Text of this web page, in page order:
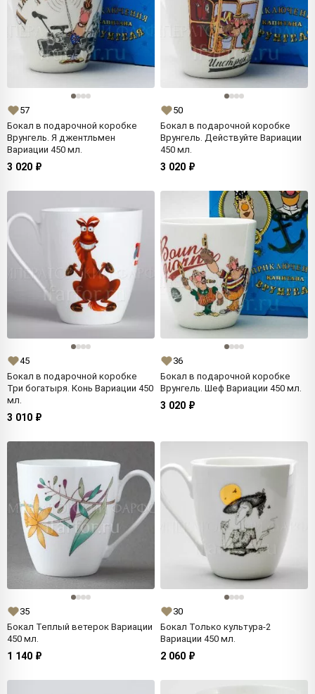
57
Бокал в подарочной коробке
Врунгель. Я джентльмен
Вариации 450 мл.
3 020 ₽
50
Бокал в подарочной коробке
Врунгель. Действуйте Вариации
450 мл.
3 020 ₽
45
Бокал в подарочной коробке
Три богатыря. Конь Вариации 450
мл.
3 010 ₽
36
Бокал в подарочной коробке
Врунгель. Шеф Вариации 450 мл.
3 020 ₽
35
Бокал Теплый ветерок Вариации
450 мл.
1 140 ₽
30
Бокал Только культура-2
Вариации 450 мл.
2 060 ₽